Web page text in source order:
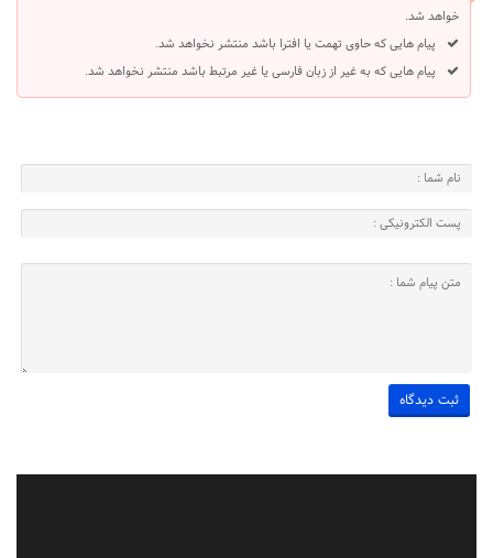
خواهد شد.
پیام هایی که حاوی تهمت یا افترا باشد منتشر نخواهد شد.
پیام هایی که به غیر از زبان فارسی یا غیر مرتبط باشد منتشر نخواهد شد.